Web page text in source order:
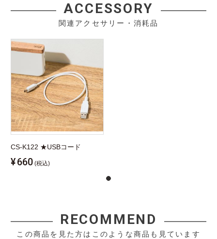
ACCESSORY
関連アクセサリー・消耗品
CS-K122 ★USBコード
¥660 (税込)
RECOMMEND
この商品を見た方はこのような商品も見ています